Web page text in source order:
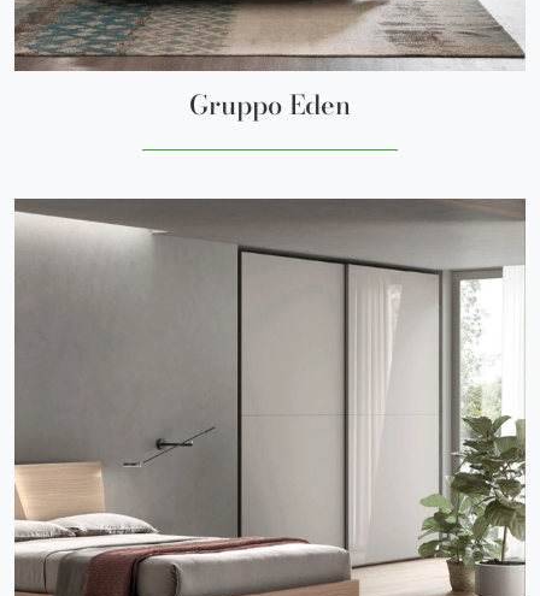
Gruppo Eden